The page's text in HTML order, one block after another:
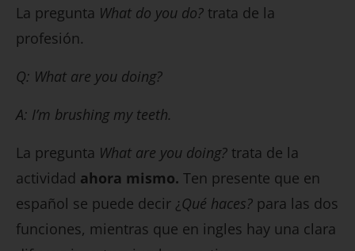
La pregunta What do you do? trata de la
profesión.
Q: What are you doing?
A: I’m brushing my teeth.
La pregunta What are you doing? trata de la
actividad ahora mismo. Ten presente que en
español se puede decir ¿Qué haces? para las dos
funciones, mientras que en ingles hay una clara